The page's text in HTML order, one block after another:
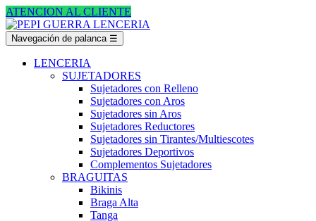
ATENCION AL CLIENTE
Navegación de palanca ☰
LENCERIA
SUJETADORES
Sujetadores con Relleno
Sujetadores con Aros
Sujetadores sin Aros
Sujetadores Reductores
Sujetadores sin Tirantes/Multiescotes
Sujetadores Deportivos
Complementos Sujetadores
BRAGUITAS
Bikinis
Braga Alta
Tanga